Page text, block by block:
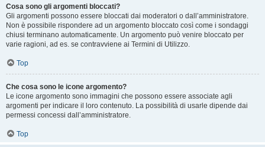
Cosa sono gli argomenti bloccati?
Gli argomenti possono essere bloccati dai moderatori o dall’amministratore.
Non è possibile rispondere ad un argomento bloccato così come i sondaggi
chiusi terminano automaticamente. Un argomento può venire bloccato per
varie ragioni, ad es. se contravviene ai Termini di Utilizzo.
Top
Che cosa sono le icone argomento?
Le icone argomento sono immagini che possono essere associate agli
argomenti per indicare il loro contenuto. La possibilità di usarle dipende dai
permessi concessi dall’amministratore.
Top